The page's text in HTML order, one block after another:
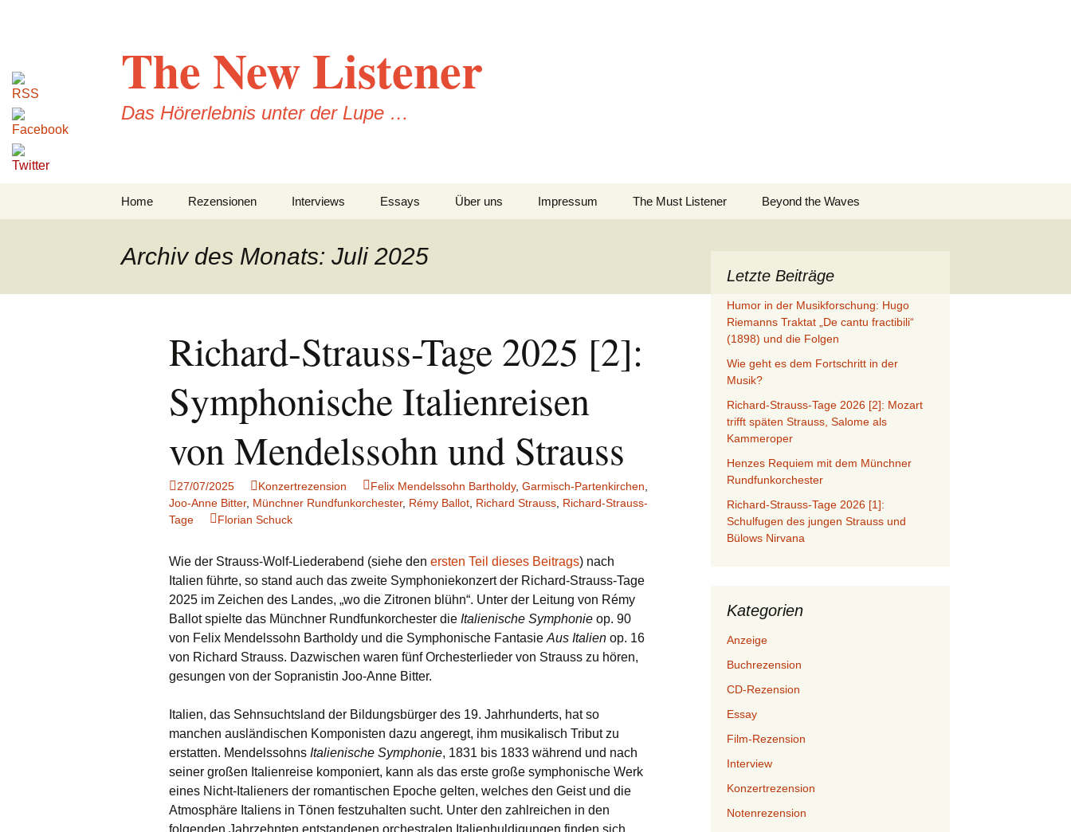
The New Listener
Das Hörerlebnis unter der Lupe …
Home Rezensionen
Buchrezensionen
Interviews Essays Über uns Impressum The Must Listener Beyond the Waves
Archiv des Monats: Juli 2025
Richard-Strauss-Tage 2025 [2]:
Symphonische Italienreisen
von Mendelssohn und Strauss
27/07/2025 Konzertrezension Felix Mendelssohn Bartholdy, Garmisch-Partenkirchen
Joo-Anne Bitter, Münchner Rundfunkorchester, Rémy Ballot Richard Strauss Richard-Strauss-
Tage
Florian Schuck
Wie der Strauss-Wolf-Liederabend (siehe den ersten Teil dieses Beitrags) nach
Italien führte, so stand auch das zweite Symphoniekonzert der Richard-Strauss-Tage
2025 im Zeichen des Landes, „wo die Zitronen blühn“. Unter der Leitung von Rémy
Ballot spielte das Münchner Rundfunkorchester die Italienische Symphonie op. 90
von Felix Mendelssohn Bartholdy und die Symphonische Fantasie Aus Italien op. 16
von Richard Strauss. Dazwischen waren fünf Orchesterlieder von Strauss zu hören,
gesungen von der Sopranistin Joo-Anne Bitter.
Italien, das Sehnsuchtsland der Bildungsbürger des 19. Jahrhunderts, hat so
manchen ausländischen Komponisten dazu angeregt, ihm musikalisch Tribut zu
erstatten. Mendelssohns Italienische Symphonie, 1831 bis 1833 während und nach
seiner großen Italienreise komponiert, kann als das erste große symphonische Werk
eines Nicht-Italieners der romantischen Epoche gelten, welches den Geist und die
Atmosphäre Italiens in Tönen festzuhalten sucht. Unter den zahlreichen in den
folgenden Jahrzehnten entstandenen orchestralen Italienhuldigungen finden sich
Letzte Beiträge
Humor in der Musikforschung: Hugo
Riemanns Traktat „De cantu fractibili“
(1898) und die Folgen
Wie geht es dem Fortschritt in der
Musik?
Richard-Strauss-Tage 2026 [2]: Mozart
trifft späten Strauss, Salome als
Kammeroper
Henzes Requiem mit dem Münchner
Rundfunkorchester
Richard-Strauss-Tage 2026 [1]:
Schulfugen des jungen Strauss und
Bülows Nirvana
Kategorien
Anzeige
Buchrezension
CD-Rezension
Essay
Film-Rezension
Interview
Konzertrezension
Notenrezension